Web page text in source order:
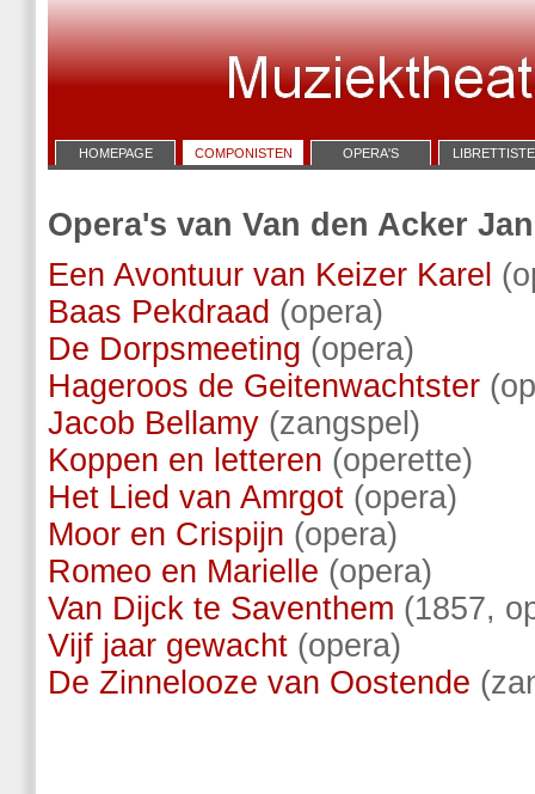
HOMEPAGE COMPONISTEN OPERA'S
Opera's van Van den Acker Jan
Een Avontuur van Keizer Karel
Baas Pekdraad (opera)
De Dorpsmeeting (opera)
Hageroos de Geitenwachtster
Jacob Bellamy (zangspel)
Koppen en letteren (operette)
Het Lied van Amrgot (opera)
Moor en Crispijn (opera)
Romeo en Marielle (opera)
Van Dijck te Saventhem (1857,
Vijf jaar gewacht (opera)
De Zinnelooze van Oostende